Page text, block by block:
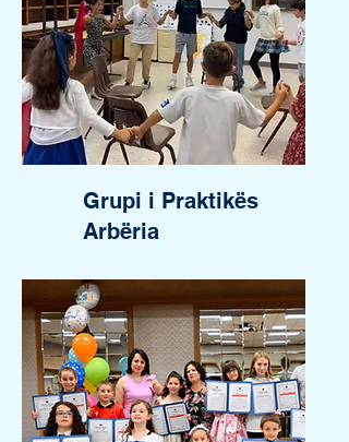
Grupi i Praktikës
Arbëria